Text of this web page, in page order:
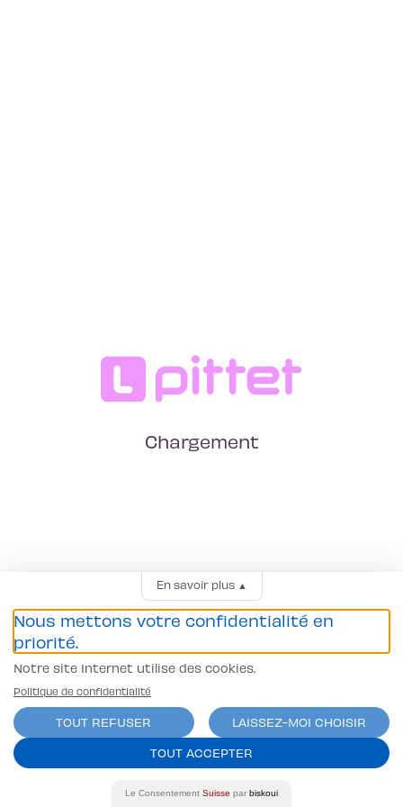
Chargement
En savoir plus▲
Nous mettons votre confidentialité en
priorité.
Notre site Internet utilise des cookies.
Politique de confidentialité
TOUT REFUSER
LAISSEZ-MOI CHOISIR
TOUT ACCEPTER
Le Consentement Suisse par biskoui